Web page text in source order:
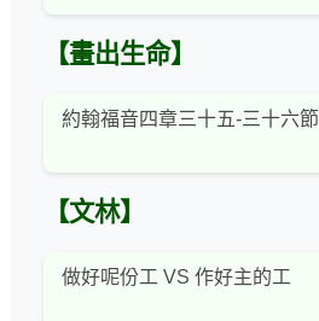
【畫出生命】
約翰福音四章三十五-三十六節
【文林】
做好呢份工 VS 作好主的工